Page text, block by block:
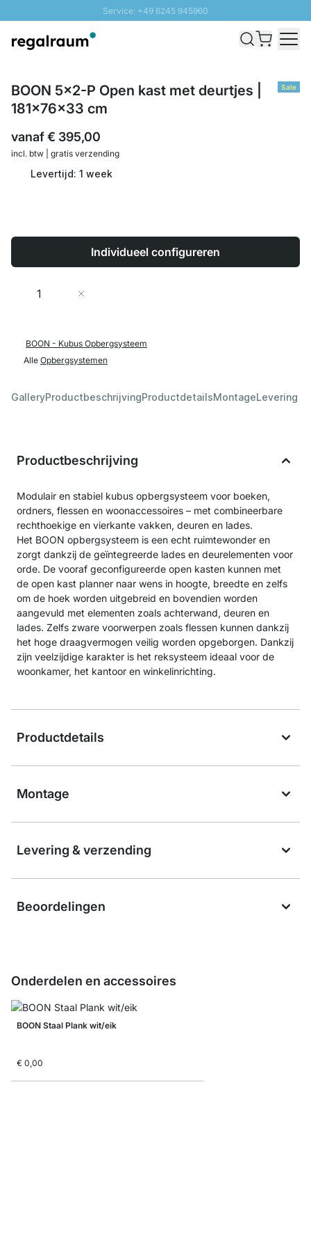
Service: +49 6245 945960
Snelle levering - Gratis verzending vanaf €100
Sale
BOON 5x2-P Open kast met deurtjes |
181x76x33 cm
vanaf€ 395,00
incl. btw | gratis verzending
Levertijd: 1 week
Individueel configureren
Aantal
BOON - Kubus Opbergsysteem
Alle Opbergsystemen
GalleryProductbeschrijvingProductdetailsMontageLevering
Productbeschrijving
Modulair en stabiel kubus opbergsysteem voor boeken,
ordners, flessen en woonaccessoires – met combineerbare
rechthoekige en vierkante vakken, deuren en lades.
Het BOON opbergsysteem is een echt ruimtewonder en
zorgt dankzij de geïntegreerde lades en deurelementen voor
orde. De vooraf geconfigureerde open kasten kunnen met
de open kast planner naar wens in hoogte, breedte en zelfs
om de hoek worden uitgebreid en bovendien worden
aangevuld met elementen zoals achterwand, deuren en
lades. Zelfs zware voorwerpen zoals flessen kunnen dankzij
het hoge draagvermogen veilig worden opgeborgen. Dankzij
zijn veelzijdige karakter is het reksysteem ideaal voor de
woonkamer, het kantoor en winkelinrichting.
Productdetails
Montage
Levering & verzending
Beoordelingen
Onderdelen en accessoires
BOON Staal Plank wit/eik
€ 0,00